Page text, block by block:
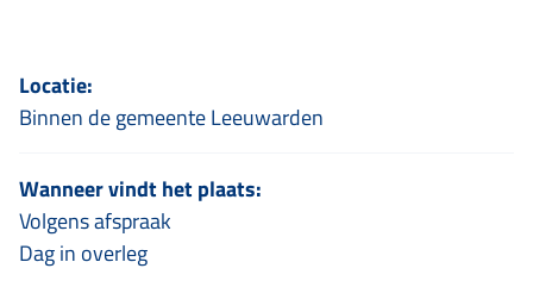
Locatie:
Binnen de gemeente Leeuwarden
Wanneer vindt het plaats:
Volgens afspraak
Dag in overleg